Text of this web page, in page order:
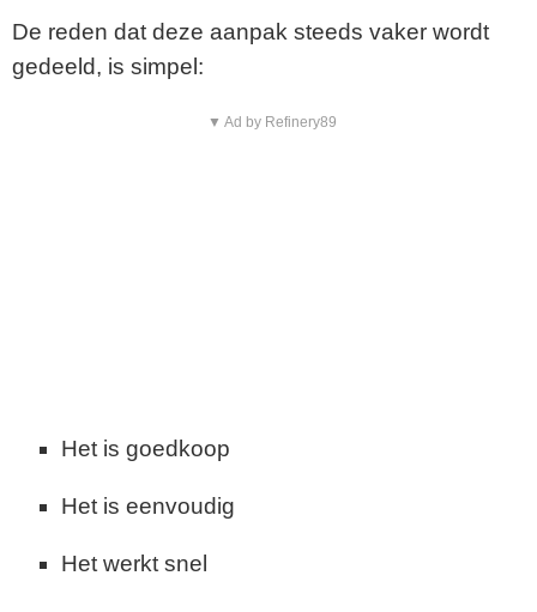
De reden dat deze aanpak steeds vaker wordt
gedeeld, is simpel:
▼ Ad by Refinery89
Het is goedkoop
Het is eenvoudig
Het werkt snel